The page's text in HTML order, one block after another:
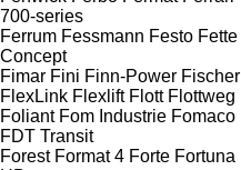
700-series
Ferrum Fessmann Festo Fette
Concept
Fimar Fini Finn-Power Fischer
FlexLink Flexlift Flott Flottweg
Foliant Fom Industrie Fomaco
FDT Transit
Forest Format 4 Forte Fortuna